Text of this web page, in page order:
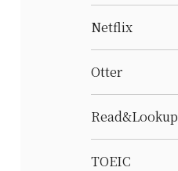
Netflix
Otter
Read&Lookup
TOEIC